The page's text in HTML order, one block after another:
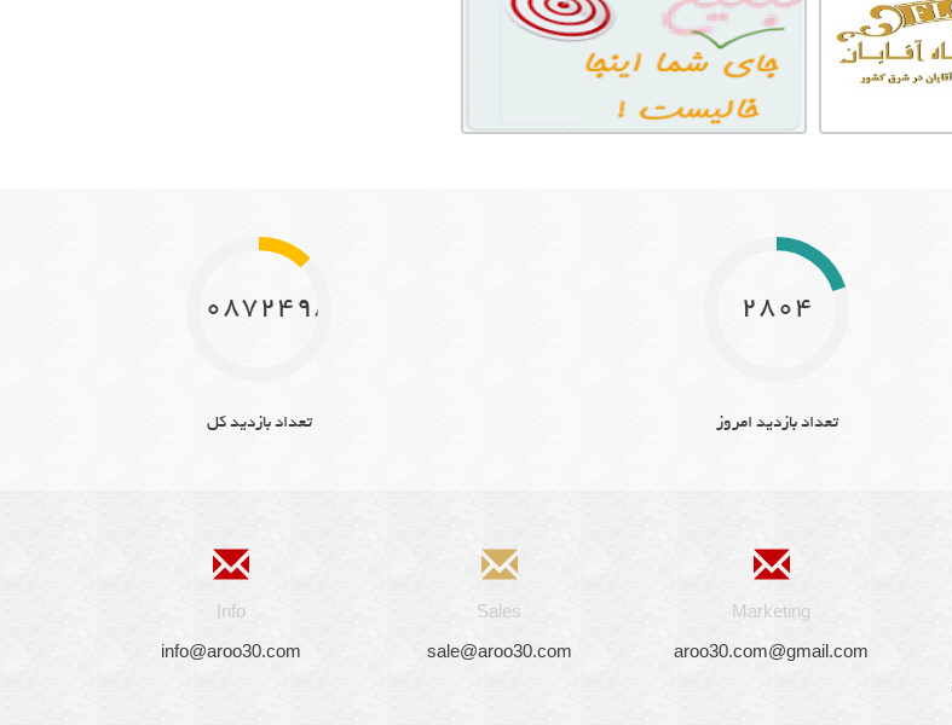
2804
تعداد بازدید امروز
10872498
تعداد بازدید کل
Info
info@aroo30.com
Sales
sale@aroo30.com
Marketing
aroo30.com@gmail.com